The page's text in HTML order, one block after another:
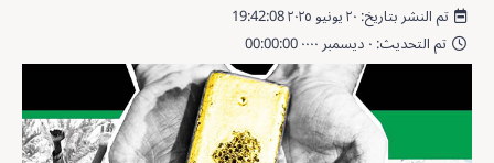
تم النشر بتاريخ: ٢٠ يونيو ٢٠٢٥ 19:42:08
تم التحديث: ٠ ديسمبر ٠٠٠٠ 00:00:00